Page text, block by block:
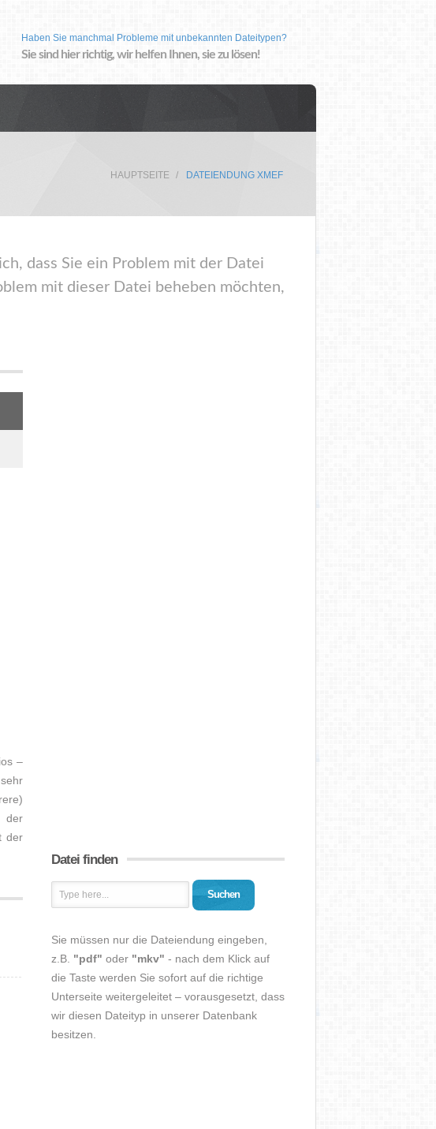
Haben Sie manchmal Probleme mit unbekannten Dateitypen?
Sie sind hier richtig, wir helfen Ihnen, sie zu lösen!
HAUPTSEITE DATEIENDUNG XMEF
dass Sie ein Problem mit der Datei
mit dieser Datei beheben möchten,
–
der
der
Datei finden
Suchen
Sie müssen nur die Dateiendung eingeben,
z.B. "pdf" oder "mkv" - nach dem Klick auf
die Taste werden Sie sofort auf die richtige
Unterseite weitergeleitet – vorausgesetzt, dass
wir diesen Dateityp in unserer Datenbank
besitzen.